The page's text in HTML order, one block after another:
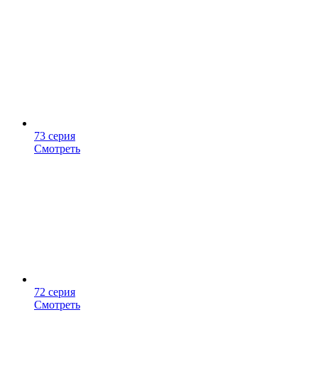
73 серия
Смотреть
72 серия
Смотреть